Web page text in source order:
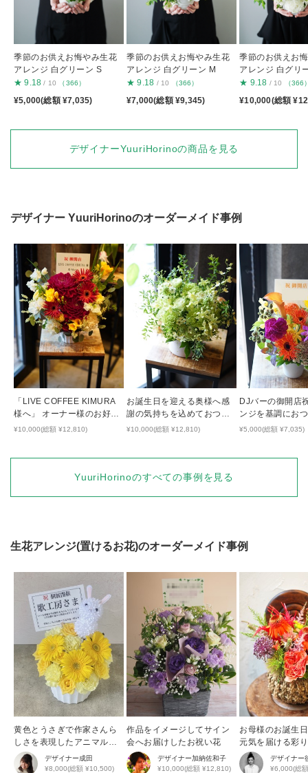
季節のお供えお悔やみ生花
アレンジ 白グリーン S
★ 9.18 / 10 （366）
¥5,000(総額 ¥7,035)
季節のお供えお悔やみ生花
アレンジ 白グリーン M
★ 9.18 / 10 （366）
¥7,000(総額 ¥9,345)
季節のお供えお
アレンジ 白グリ
★ 9.18 / 10 （366
¥10,000(総額
デザイナーYuuriHorinoの商品を見る
デザイナー YuuriHorinoのオーダーメイド事例
「LIVE COFFEE KIMURA
様へ」 オーナー様のお好き
な色でおつくりしたリニュ
¥10,000(総額 ¥12,810)
お誕生日を迎える奥様へ感
謝の気持ちを込めておつく
りしたアレンジメント
¥10,000(総額 ¥12,810)
DJバーの御開店
ンジを基調にお
鮮やかなアレン
¥5,000(総額 ¥7,035)
YuuriHorinoのすべての事例を見る
生花アレンジ(置けるお花)のオーダーメイド事例
黄色とうさぎで作家さんら
しさを表現したアニマルア
レンジ
デザイナー成田
¥8,000(総額 ¥10,500)
作品をイメージしてサイン
会へお届けしたお祝い花
デザイナー加納佐和子
¥10,000(総額 ¥12,810)
お母様のお誕生
元気を届ける彩
花アレンジデザイナー
¥6,000(総